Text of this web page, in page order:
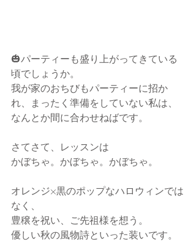
🎃パーティーも盛り上がってきている
頃でしょうか。
我が家のおちびもパーティーに招か
れ、まったく準備をしていない私は、
なんとか間に合わせねばです。
さてさて、レッスンは
かぼちゃ。かぼちゃ。かぼちゃ。
オレンジ×黒のポップなハロウィンでは
なく、
豊穣を祝い、ご先祖様を想う。
優しい秋の風物詩といった装いです。